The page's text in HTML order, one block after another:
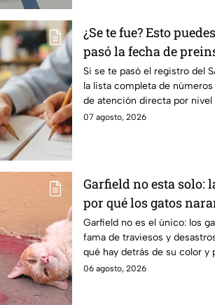
¿Se te fue? Esto
pasó la fecha de
Edomex 2026
Si se te pasó el registro del
la lista completa de
de atención directa por nivel
solucionarlo.
07 agosto, 2026
Garfield no esta solo:
por qué los gatos
fama de hacer
Garfield no es el único: los
fama de traviesos y
qué hay detrás de su color y
06 agosto, 2026